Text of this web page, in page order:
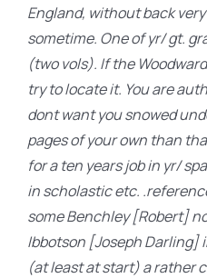
England, without back
sometime. One of yr/ gt.
(two vols). If the
try to locate it. You are
dont want you snowed
pages of your own than
for a ten years job in yr/
in scholastic etc.
some Benchley [Robert]
Ibbotson [Joseph Darling]
(at least at start) a rather